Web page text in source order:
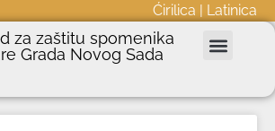
Ćirilica | Latinica
za zaštitu spomenika
Grada Novog Sada